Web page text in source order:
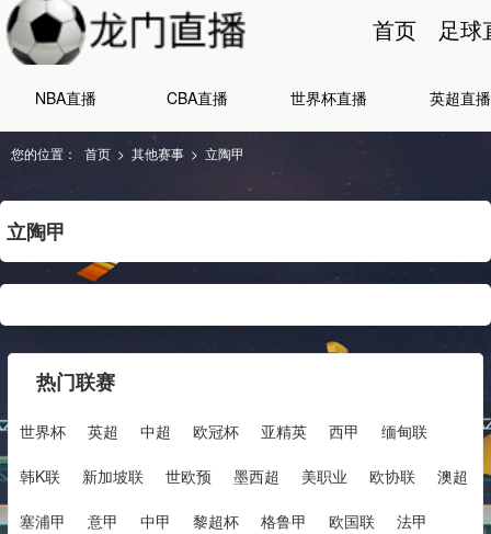
首页 足球
NBA直播 CBA直播 世界杯直播 英超直播
您的位置： 首页 > 其他赛事 > 立陶甲
立陶甲
热门联赛
世界杯 英超 中超 欧冠杯 亚精英 西甲 缅甸联
韩K联 新加坡联 世欧预 墨西超 美职业 欧协联 澳超
塞浦甲 意甲 中甲 黎超杯 格鲁甲 欧国联 法甲